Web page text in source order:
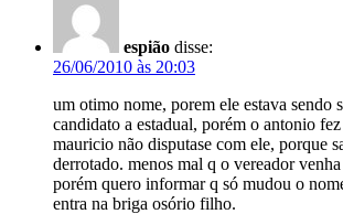
espião disse:
26/06/2010 às 20:03
um otimo nome, porem ele estava sendo
candidato a estadual, porém o antonio
mauricio não disputase com ele, porque
derrotado. menos mal q o vereador
porém quero informar q só mudou o
entra na briga osório filho.